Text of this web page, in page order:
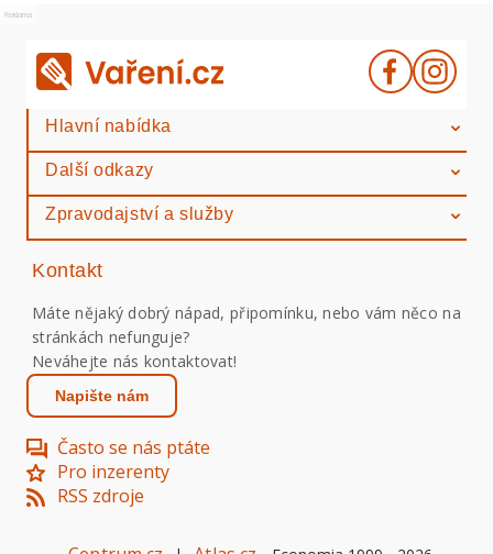
Reklama
Hlavní nabídka
Další odkazy
Zpravodajství a služby
Kontakt
Máte nějaký dobrý nápad, připomínku, nebo vám něco na
stránkách nefunguje?
Neváhejte nás kontaktovat!
Napište nám
Často se nás ptáte
Pro inzerenty
RSS zdroje